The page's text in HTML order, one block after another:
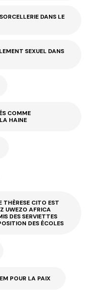
DANS LE
SEXUEL DANS
COMME
HAINE
THÈRESE CITO EST
UWEZO AFRICA
DES SERVIETTES
DES ÉCOLES
POUR LA PAIX